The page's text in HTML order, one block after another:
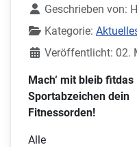
Geschrieben von:
Kategorie:
Veröffentlicht: 02.
Mach‘ mit bleib fitdas
Sportabzeichen dein
Fitnessorden!
Alle